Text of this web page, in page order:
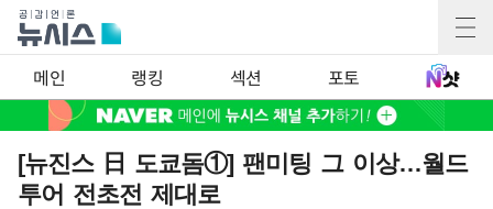
메인 랭킹 섹션 포토
[뉴진스 日 도쿄돔①] 팬미팅 그 이상…월드
투어 전초전 제대로